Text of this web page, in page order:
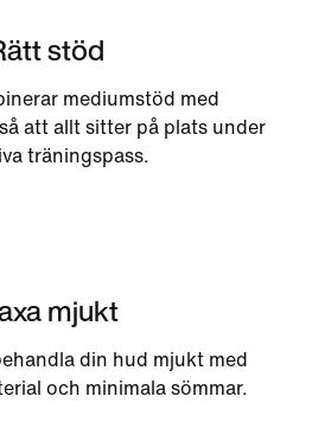
stöd
mediumstöd med
att allt sitter på plats under
träningspass.
mjukt
din hud mjukt med
och minimala sömmar.